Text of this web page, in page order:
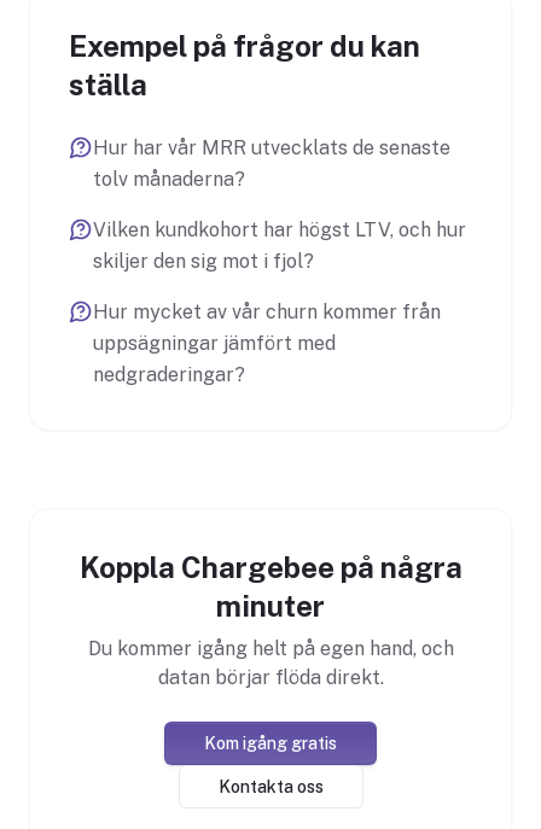
Exempel på frågor du kan
ställa
Hur har vår MRR utvecklats de senaste
tolv månaderna?
Vilken kundkohort har högst LTV, och hur
skiljer den sig mot i fjol?
Hur mycket av vår churn kommer från
uppsägningar jämfört med
nedgraderingar?
Koppla Chargebee på några
minuter
Du kommer igång helt på egen hand, och
datan börjar flöda direkt.
Kom igång gratis
Kontakta oss